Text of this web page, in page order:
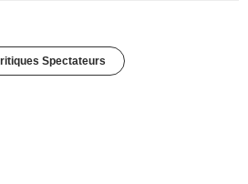
Spectateurs